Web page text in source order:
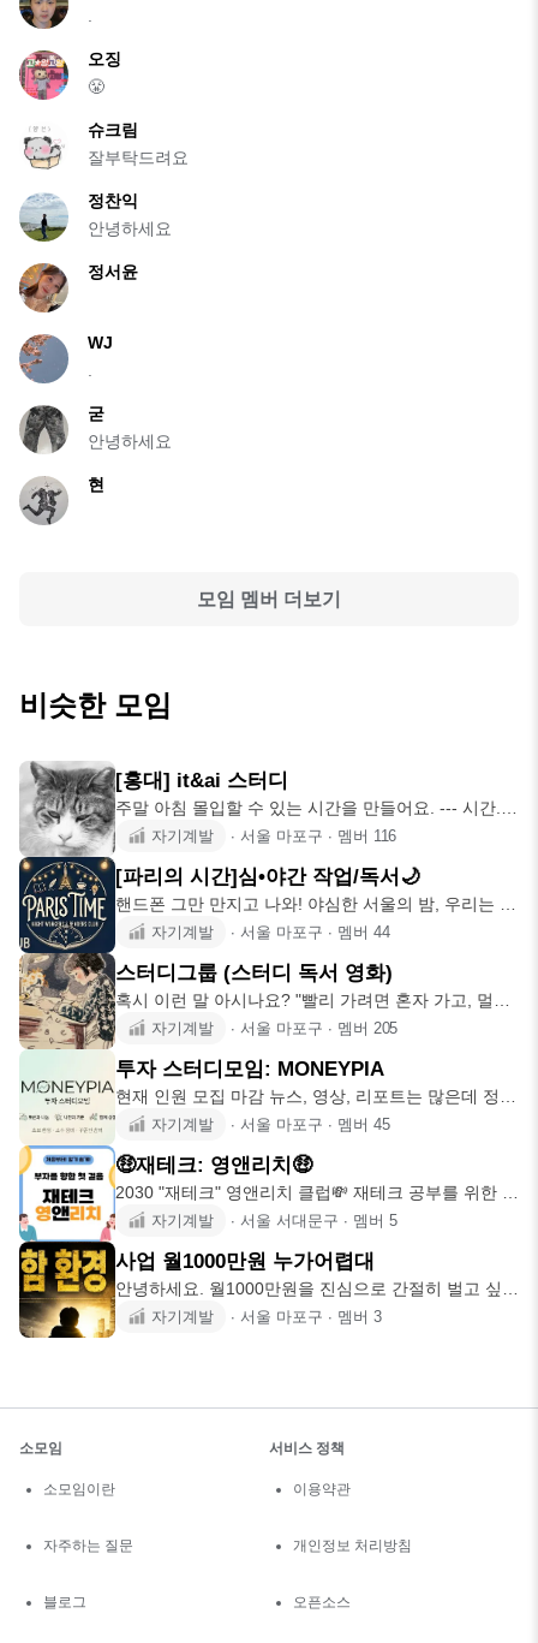
.
오징
😤
슈크림
잘부탁드려요
정찬익
안녕하세요
정서윤
WJ
.
굳
안녕하세요
현
모임 멤버 더보기
비슷한 모임
[홍대] it&ai 스터디
주말 아침 몰입할 수 있는 시간을 만들어요. --- 시간.
[정기]자기계발 ∙ 서울 마포구 ∙ 멤버 116
[파리의 시간]심•야간 작업/독서🌙
핸드폰 그만 만지고 나와! 야심한 서울의 밤, 우리는 파
리의 오후를 산
자기계발 ∙ 서울 마포구 ∙ 멤버 44
스터디그룹 (스터디 독서 영화)
혹시 이런 말 아시나요? "빨리 가려면 혼자 가고, 멀리
가려면 함께
자기계발 ∙ 서울 마포구 ∙ 멤버 205
투자 스터디모임: MONEYPIA
현재 인원 모집 마감 뉴스, 영상, 리포트는 많은데 정작
내 생각으로는
자기계발 ∙ 서울 마포구 ∙ 멤버 45
🤑재테크: 영앤리치🤑
2030 "재테크" 영앤리치 클럽💸 재테크 공부를 위한 재
테크 기초 강
자기계발 ∙ 서울 서대문구 ∙ 멤버 5
사업 월1000만원 누가어렵대
안녕하세요. 월1000만원을 진심으로 간절히 벌고 싶나
요? 목표는 무엇
자기계발 ∙ 서울 마포구 ∙ 멤버 3
소모임
소모임이란
자주하는 질문
블로그
서비스 정책
이용약관
개인정보 처리방침
오픈소스